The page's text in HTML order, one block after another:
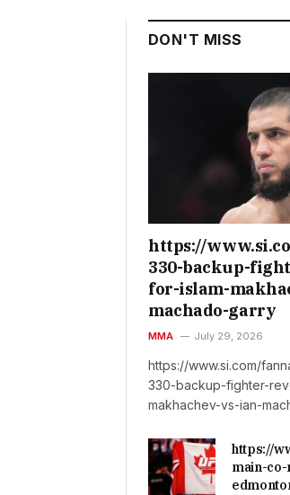
DON'T MISS
https://
330-backup-
for-islam-
machado-garry
MMA July 29, 2026
https://www.si.com/
330-backup-fighter-
makhachev-vs-ian-
https://
main-